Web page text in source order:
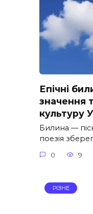
Епічні
значення
культуру
Билина —
поезія
0 9
РІЗНЕ